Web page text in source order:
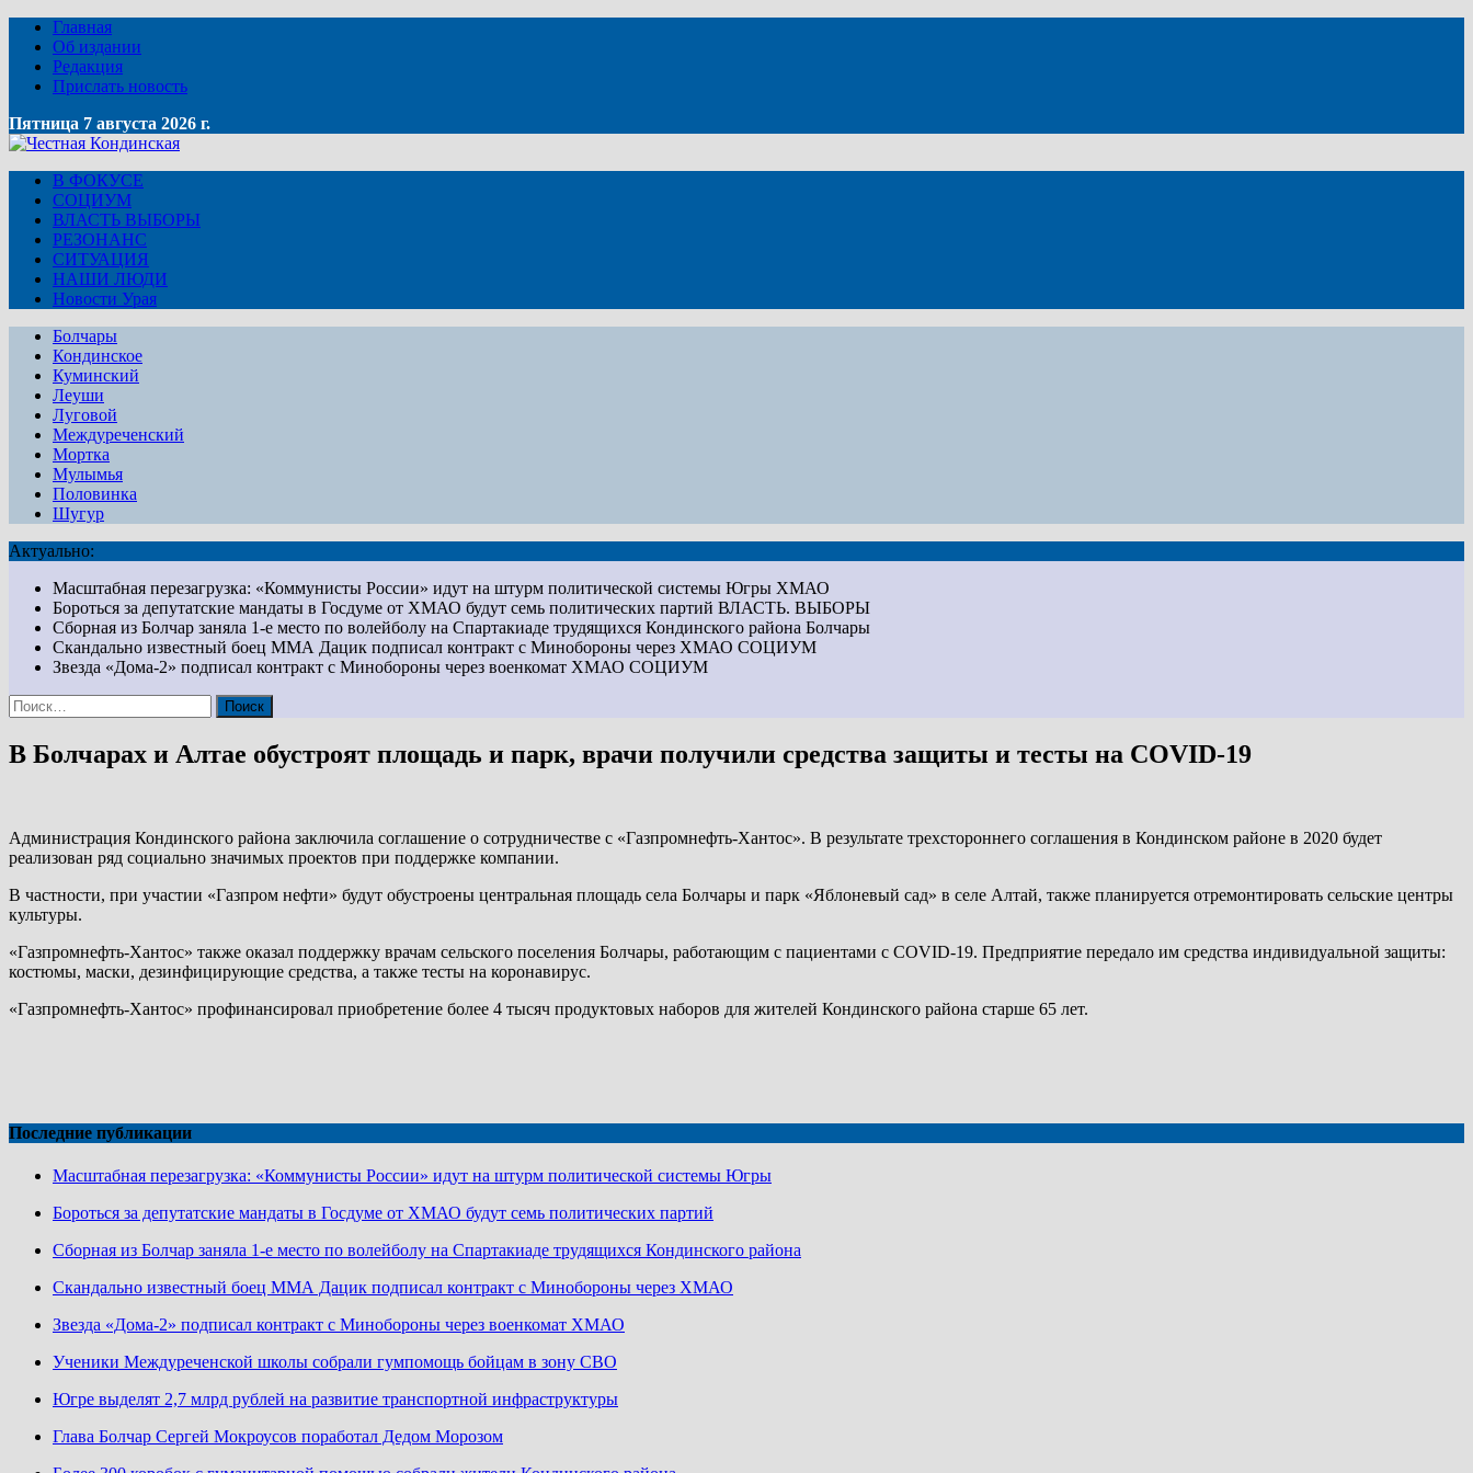
Главная
Об издании
Редакция
Прислать новость
Пятница 7 августа 2026 г.
В ФОКУСЕ
СОЦИУМ
ВЛАСТЬ ВЫБОРЫ
РЕЗОНАНС
СИТУАЦИЯ
НАШИ ЛЮДИ
Новости Урая
Болчары
Кондинское
Куминский
Леуши
Луговой
Междуреченский
Мортка
Мулымья
Половинка
Шугур
Актуально:
Масштабная перезагрузка: «Коммунисты России» идут на штурм политической системы Югры ХМАО
Бороться за депутатские мандаты в Госдуме от ХМАО будут семь политических партий ВЛАСТЬ. ВЫБОРЫ
Сборная из Болчар заняла 1-е место по волейболу на Спартакиаде трудящихся Кондинского района Болчары
Скандально известный боец ММА Дацик подписал контракт с Минобороны через ХМАО СОЦИУМ
Звезда «Дома-2» подписал контракт с Минобороны через военкомат ХМАО СОЦИУМ
Найти:
В Болчарах и Алтае обустроят площадь и парк, врачи получили средства защиты и тесты на COVID-19
Администрация Кондинского района заключила соглашение о сотрудничестве с «Газпромнефть-Хантос». В результате трехстороннего соглашения в Кондинском районе в 2020 будет
реализован ряд социально значимых проектов при поддержке компании.
В частности, при участии «Газпром нефти» будут обустроены центральная площадь села Болчары и парк «Яблоневый сад» в селе Алтай, также планируется отремонтировать сельские центры
культуры.
«Газпромнефть-Хантос» также оказал поддержку врачам сельского поселения Болчары, работающим с пациентами с COVID-19. Предприятие передало им средства индивидуальной защиты:
костюмы, маски, дезинфицирующие средства, а также тесты на коронавирус.
«Газпромнефть-Хантос» профинансировал приобретение более 4 тысяч продуктовых наборов для жителей Кондинского района старше 65 лет.
Последние публикации
Масштабная перезагрузка: «Коммунисты России» идут на штурм политической системы Югры
Бороться за депутатские мандаты в Госдуме от ХМАО будут семь политических партий
Сборная из Болчар заняла 1-е место по волейболу на Спартакиаде трудящихся Кондинского района
Скандально известный боец ММА Дацик подписал контракт с Минобороны через ХМАО
Звезда «Дома-2» подписал контракт с Минобороны через военкомат ХМАО
Ученики Междуреченской школы собрали гумпомощь бойцам в зону СВО
Югре выделят 2,7 млрд рублей на развитие транспортной инфраструктуры
Глава Болчар Сергей Мокроусов поработал Дедом Морозом